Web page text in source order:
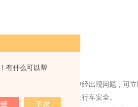
有什么可以帮
表示系统中的某部分曾经出现问题，可立
可保证车辆正常运转及行车安全。